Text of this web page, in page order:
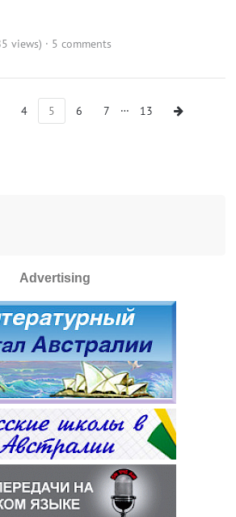
views) · 5 comments
4 5 6 7 … 13
Advertising